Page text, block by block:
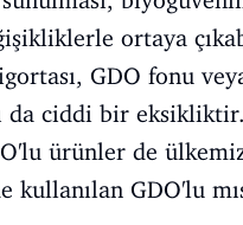
ortaya
GDO fonu
da ciddi bir eksikliktir.
ürünler de
kullanılan GDO'lu